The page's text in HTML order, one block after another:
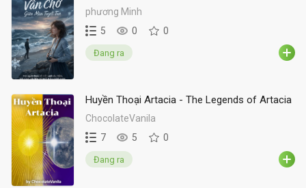
phương Minh
5
0 0
Đang ra
Huyền Thoại Artacia - The Legends of Artacia
ChocolateVanila
7
5 0
Đang ra